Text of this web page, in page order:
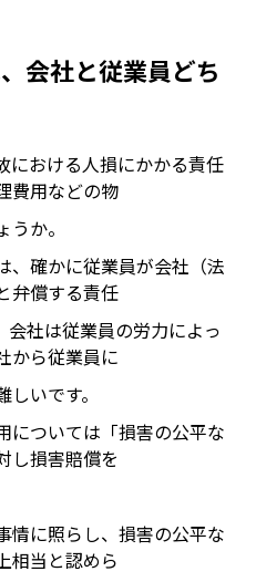
会社と従業員どち
における人損にかかる責任
費用などの物
か。
、確かに従業員が会社（法
弁償する責任
社は従業員の労力によっ
から従業員に
いです。
については「損害の公平な
し損害賠償を
情に照らし、損害の公平な
相当と認めら